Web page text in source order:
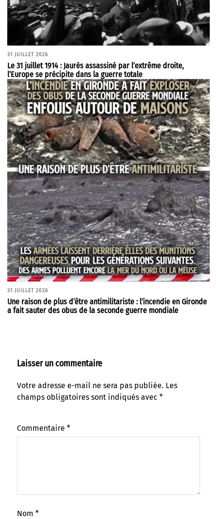
31 JUILLET 2026
Le 31 juillet 1914 : Jaurès assassiné par l’extrême droite,
l’Europe se précipite dans la guerre totale
31 JUILLET 2026
Une raison de plus d’être antimilitariste : l’incendie en Gironde
a fait sauter des obus de la seconde guerre mondiale
Laisser un commentaire
Votre adresse e-mail ne sera pas publiée. Les
champs obligatoires sont indiqués avec *
Commentaire *
Nom *